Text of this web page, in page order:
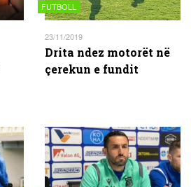
FUTBOLL
23/11/2019
Drita ndez motorët në
çerekun e fundit